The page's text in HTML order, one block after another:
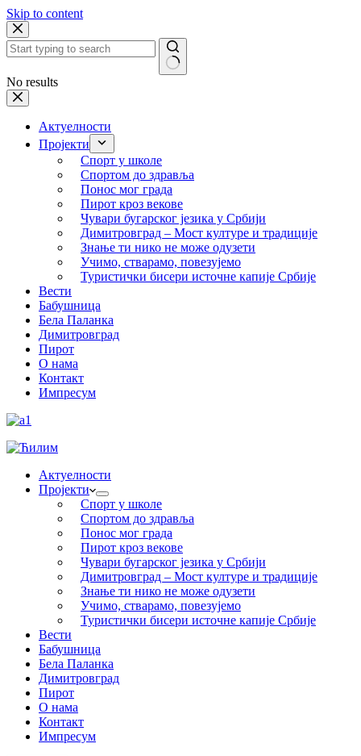
Skip to content
No results
Актуелности
Пројекти
Спорт у школе
Спортом до здравља
Понос мог града
Пирот кроз векове
Чувари бугарског језика у Србији
Димитровград – Мост културе и традиције
Знање ти нико не може одузети
Учимо, стварамо, повезујемо
Туристички бисери источне капије Србије
Вести
Бабушница
Бела Паланка
Димитровград
Пирот
О нама
Контакт
Импресум
Актуелности
Пројекти
Спорт у школе
Спортом до здравља
Понос мог града
Пирот кроз векове
Чувари бугарског језика у Србији
Димитровград – Мост културе и традиције
Знање ти нико не може одузети
Учимо, стварамо, повезујемо
Туристички бисери источне капије Србије
Вести
Бабушница
Бела Паланка
Димитровград
Пирот
О нама
Контакт
Импресум